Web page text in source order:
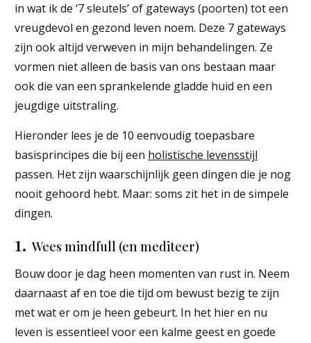
in wat ik de ‘7 sleutels’ of gateways (poorten) tot een
vreugdevol en gezond leven noem. Deze 7 gateways
zijn ook altijd verweven in mijn behandelingen. Ze
vormen niet alleen de basis van ons bestaan maar
ook die van een sprankelende gladde huid en een
jeugdige uitstraling.
Hieronder lees je de 10 eenvoudig toepasbare
basisprincipes die bij een holistische levensstijl
passen. Het zijn waarschijnlijk geen dingen die je nog
nooit gehoord hebt. Maar: soms zit het in de simpele
dingen.
1.Wees mindfull (en mediteer)
Bouw door je dag heen momenten van rust in. Neem
daarnaast af en toe die tijd om bewust bezig te zijn
met wat er om je heen gebeurt. In het hier en nu
leven is essentieel voor een kalme geest en goede